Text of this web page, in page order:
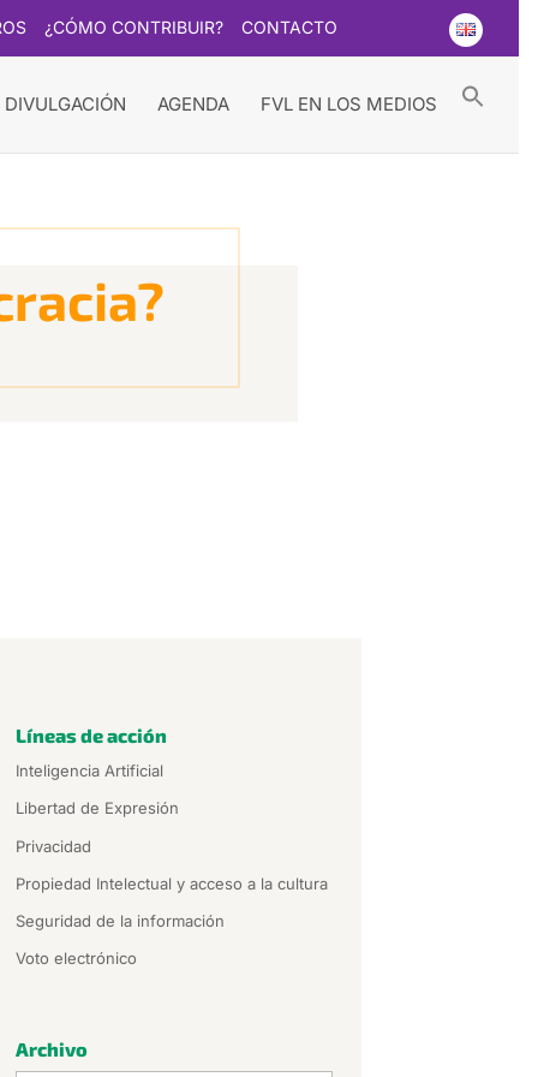
¿CÓMO CONTRIBUIR? CONTACTO
AGENDA FVL EN LOS MEDIOS
Líneas de acción
Inteligencia Artificial
Libertad de Expresión
Privacidad
Propiedad Intelectual y acceso a la cultura
Seguridad de la información
Voto electrónico
Archivo